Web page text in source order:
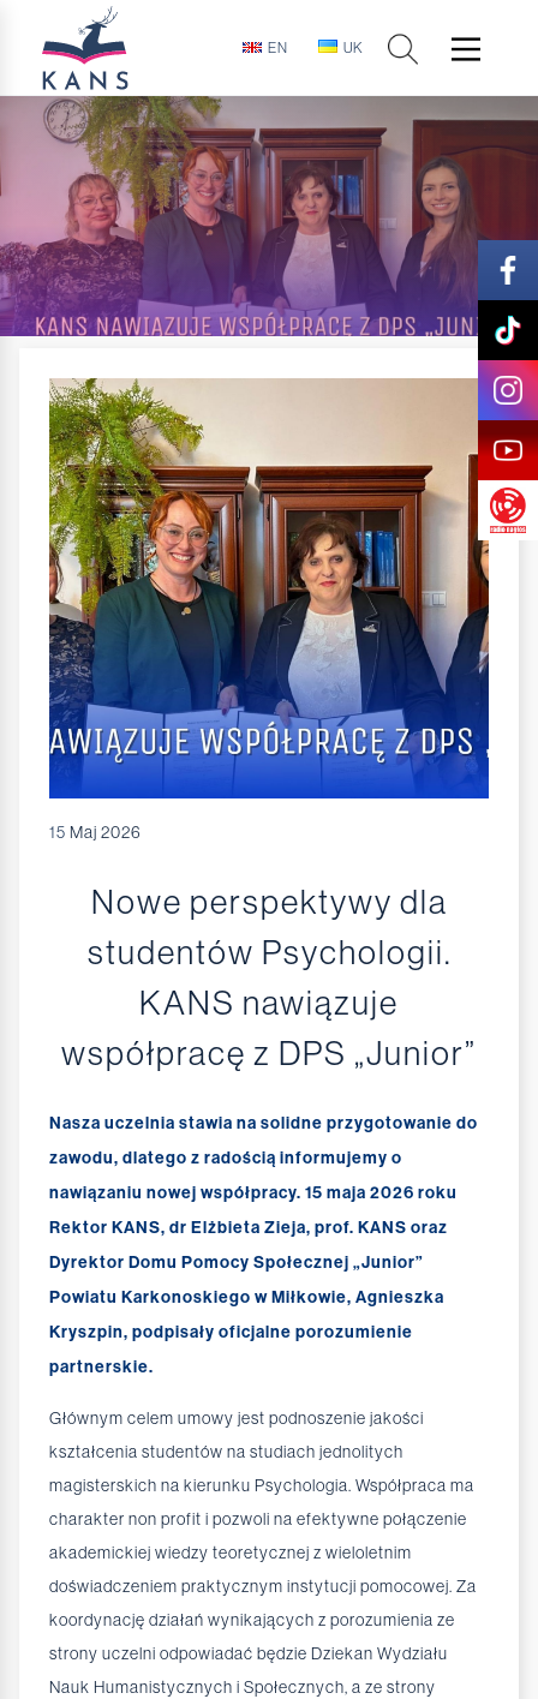
EN UK
15 Maj 2026
Nowe perspektywy dla
studentów Psychologii.
KANS nawiązuje
współpracę z DPS „Junior”
Nasza uczelnia stawia na solidne przygotowanie do
zawodu, dlatego z radością informujemy o
nawiązaniu nowej współpracy. 15 maja 2026 roku
Rektor KANS, dr Elżbieta Zieja, prof. KANS oraz
Dyrektor Domu Pomocy Społecznej „Junior”
Powiatu Karkonoskiego w Miłkowie, Agnieszka
Kryszpin, podpisały oficjalne porozumienie
partnerskie.
Głównym celem umowy jest podnoszenie jakości
kształcenia studentów na studiach jednolitych
magisterskich na kierunku Psychologia. Współpraca ma
charakter non profit i pozwoli na efektywne połączenie
akademickiej wiedzy teoretycznej z wieloletnim
doświadczeniem praktycznym instytucji pomocowej. Za
koordynację działań wynikających z porozumienia ze
strony uczelni odpowiadać będzie Dziekan Wydziału
Nauk Humanistycznych i Społecznych, a ze strony